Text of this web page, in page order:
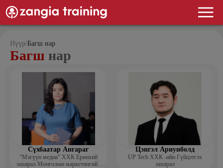
Нүүр/Багш нар
Багш нар
Сүхбаатар Ангараг
“Мэгүүн медиа” ХХК Ерөнхий
захирал Монголын маркетингийн
Цэнгэл Ариунболд
UP Tech ХХК -ийн Гүйцэтгэх
захирал